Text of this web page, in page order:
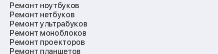
Ремонт ноутбуков
Ремонт нетбуков
Ремонт ультрабуков
Ремонт моноблоков
Ремонт проекторов
Ремонт планшетов